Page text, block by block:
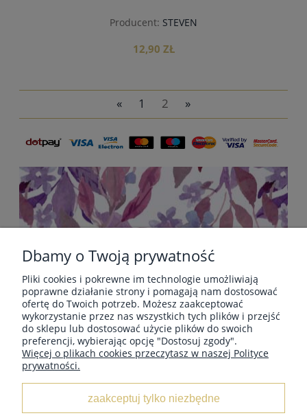
Producent: STEVEN
12,90 ZŁ
do koszyka
« 1 2 »
POMOC
PŁATNOŚCI I DOSTAWA
INFORMACJE
Dbamy o Twoją prywatność
Pliki cookies i pokrewne im technologie umożliwiają
poprawne działanie strony i pomagają nam dostosować
ofertę do Twoich potrzeb. Możesz zaakceptować
wykorzystanie przez nas wszystkich tych plików i przejść
do sklepu lub dostosować użycie plików do swoich
preferencji, wybierając opcję "Dostosuj zgody".
Więcej o plikach cookies przeczytasz w naszej Polityce
prywatności.
zaakceptuj tylko niezbędne